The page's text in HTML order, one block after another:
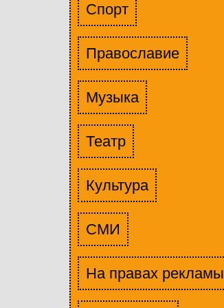
Спорт
Православие
Музыка
Театр
Культура
СМИ
На правах рекламы